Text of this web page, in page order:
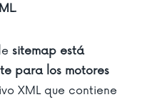
.
sitemap está
para los motores
XML que contiene